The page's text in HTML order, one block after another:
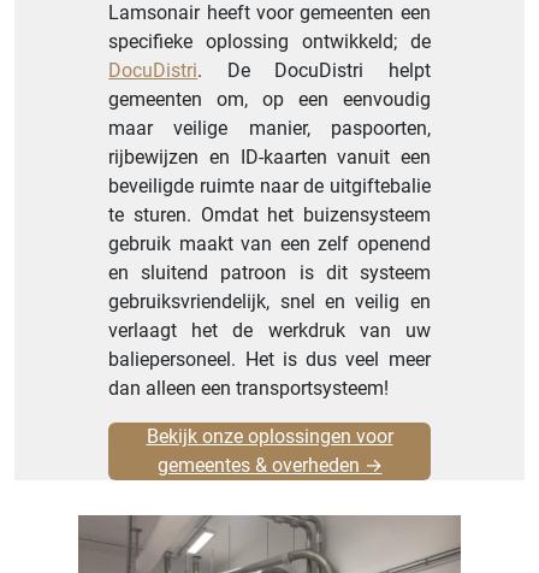
Lamsonair heeft voor gemeenten een
specifieke oplossing ontwikkeld; de
DocuDistri. De DocuDistri helpt
gemeenten om, op een eenvoudig
maar veilige manier, paspoorten,
rijbewijzen en ID-kaarten vanuit een
beveiligde ruimte naar de uitgiftebalie
te sturen. Omdat het buizensysteem
gebruik maakt van een zelf openend
en sluitend patroon is dit systeem
gebruiksvriendelijk, snel en veilig en
verlaagt het de werkdruk van uw
baliepersoneel. Het is dus veel meer
dan alleen een transportsysteem!
Bekijk onze oplossingen voor
gemeentes & overheden →